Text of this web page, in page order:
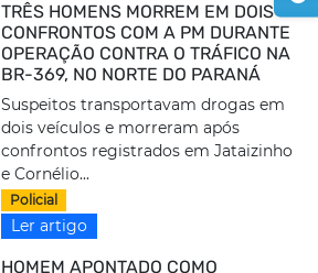
TRÊS HOMENS MORREM EM DOIS
CONFRONTOS COM A PM DURANTE
OPERAÇÃO CONTRA O TRÁFICO NA
BR-369, NO NORTE DO PARANÁ
Suspeitos transportavam drogas em
dois veículos e morreram após
confrontos registrados em Jataizinho
e Cornélio...
Policial
Ler artigo
HOMEM APONTADO COMO